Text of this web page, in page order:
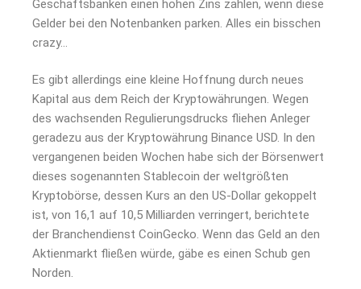
Geschäftsbanken einen hohen Zins zahlen, wenn diese
Gelder bei den Notenbanken parken. Alles ein bisschen
crazy…
Es gibt allerdings eine kleine Hoffnung durch neues
Kapital aus dem Reich der Kryptowährungen. Wegen
des wachsenden Regulierungsdrucks fliehen Anleger
geradezu aus der Kryptowährung Binance USD. In den
vergangenen beiden Wochen habe sich der Börsenwert
dieses sogenannten Stablecoin der weltgrößten
Kryptobörse, dessen Kurs an den US-Dollar gekoppelt
ist, von 16,1 auf 10,5 Milliarden verringert, berichtete
der Branchendienst CoinGecko. Wenn das Geld an den
Aktienmarkt fließen würde, gäbe es einen Schub gen
Norden.